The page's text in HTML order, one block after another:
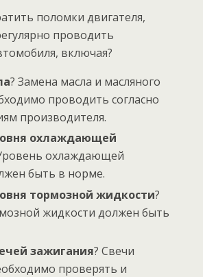
поломки двигателя,
проводить
включая?
? Замена масла и масляного
проводить согласно
производителя.
охлаждающей
охлаждающей
быть в норме.
тормозной жидкости?
жидкости должен быть
зажигания? Свечи
проверять и